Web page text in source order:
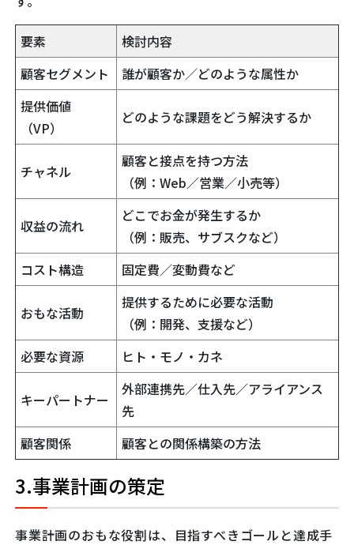
要素
検討内容
顧客セグメント
誰が顧客か／どのような属性か
提供価値
（VP）
どのような課題をどう解決するか
チャネル
顧客と接点を持つ方法
（例：Web／営業／小売等）
収益の流れ
どこでお金が発生するか
（例：販売、サブスクなど）
コスト構造
固定費／変動費など
おもな活動
提供するために必要な活動
（例：開発、支援など）
必要な資源
ヒト・モノ・カネ
キーパートナー
外部連携先／仕入先／アライアンス
先
顧客関係
顧客との関係構築の方法
3.事業計画の策定
事業計画のおもな役割は、目指すべきゴールと達成手